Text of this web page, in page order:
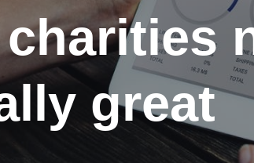
great